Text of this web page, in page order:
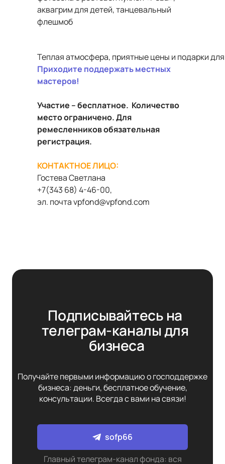
аквагрим для детей, танцевальный
флешмоб
Теплая атмосфера, приятные цены и подарки
Приходите поддержать местных
мастеров!
Участие – бесплатное. Количество
место ограничено.Для
ремесленников обязательная
регистрация.
КОНТАКТНОЕ ЛИЦО:
Гостева Светлана
+7(343 68) 4-46-00,
эл. почтаvpfond@vpfond.com
Подписывайтесь на
телеграм-каналы для
бизнеса
Получайте первыми информацию о господдержке
бизнеса: деньги, бесплатное обучение,
консультации. Всегда с вами на связи!
sofp66
Главный телеграм-канал фонда: вся